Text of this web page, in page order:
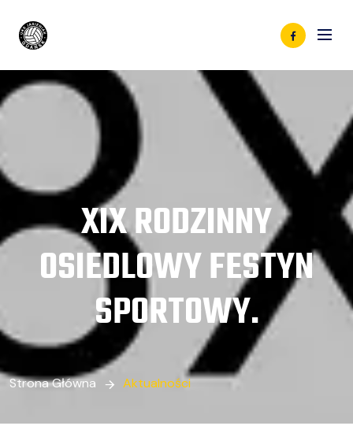
XIX RODZINNY
OSIEDLOWY FESTYN
SPORTOWY.
Strona Główna Aktualności